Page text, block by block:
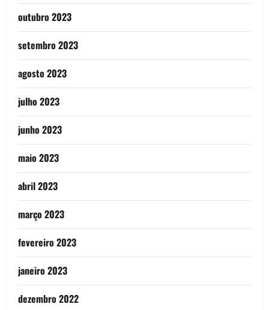
outubro 2023
setembro 2023
agosto 2023
julho 2023
junho 2023
maio 2023
abril 2023
março 2023
fevereiro 2023
janeiro 2023
dezembro 2022